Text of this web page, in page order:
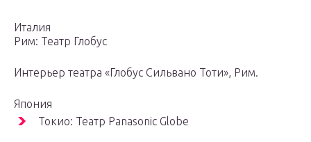
Италия
Рим: Театр Глобус
Интерьер театра «Глобус Сильвано Тоти», Рим.
Япония
Токио: Театр Panasonic Globe